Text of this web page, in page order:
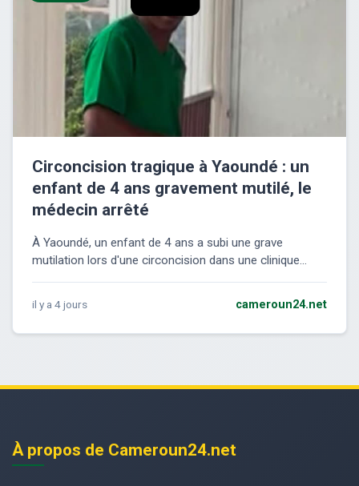
Circoncision tragique à Yaoundé : un
enfant de 4 ans gravement mutilé, le
médecin arrêté
À Yaoundé, un enfant de 4 ans a subi une grave
mutilation lors d'une circoncision dans une clinique...
il y a 4 jours cameroun24.net
À propos de Cameroun24.net